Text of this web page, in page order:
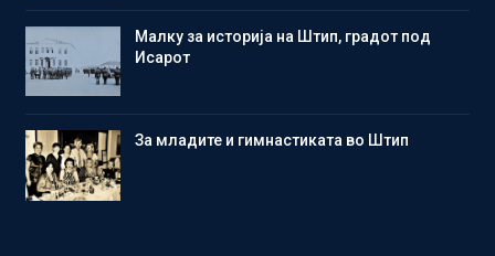
Малку за историја на Штип, градот под
Исарот
Зa младите и гимнастиката во Штип